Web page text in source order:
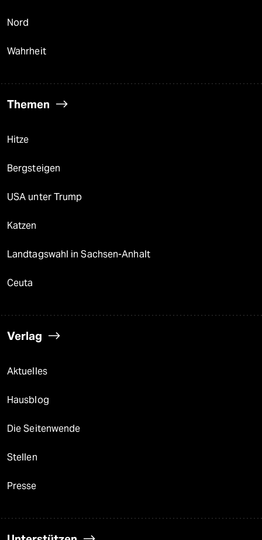
Nord
Wahrheit
Themen
Hitze
Bergsteigen
USA unter Trump
Katzen
Landtagswahl in Sachsen-Anhalt
Ceuta
Verlag
Aktuelles
Hausblog
Die Seitenwende
Stellen
Presse